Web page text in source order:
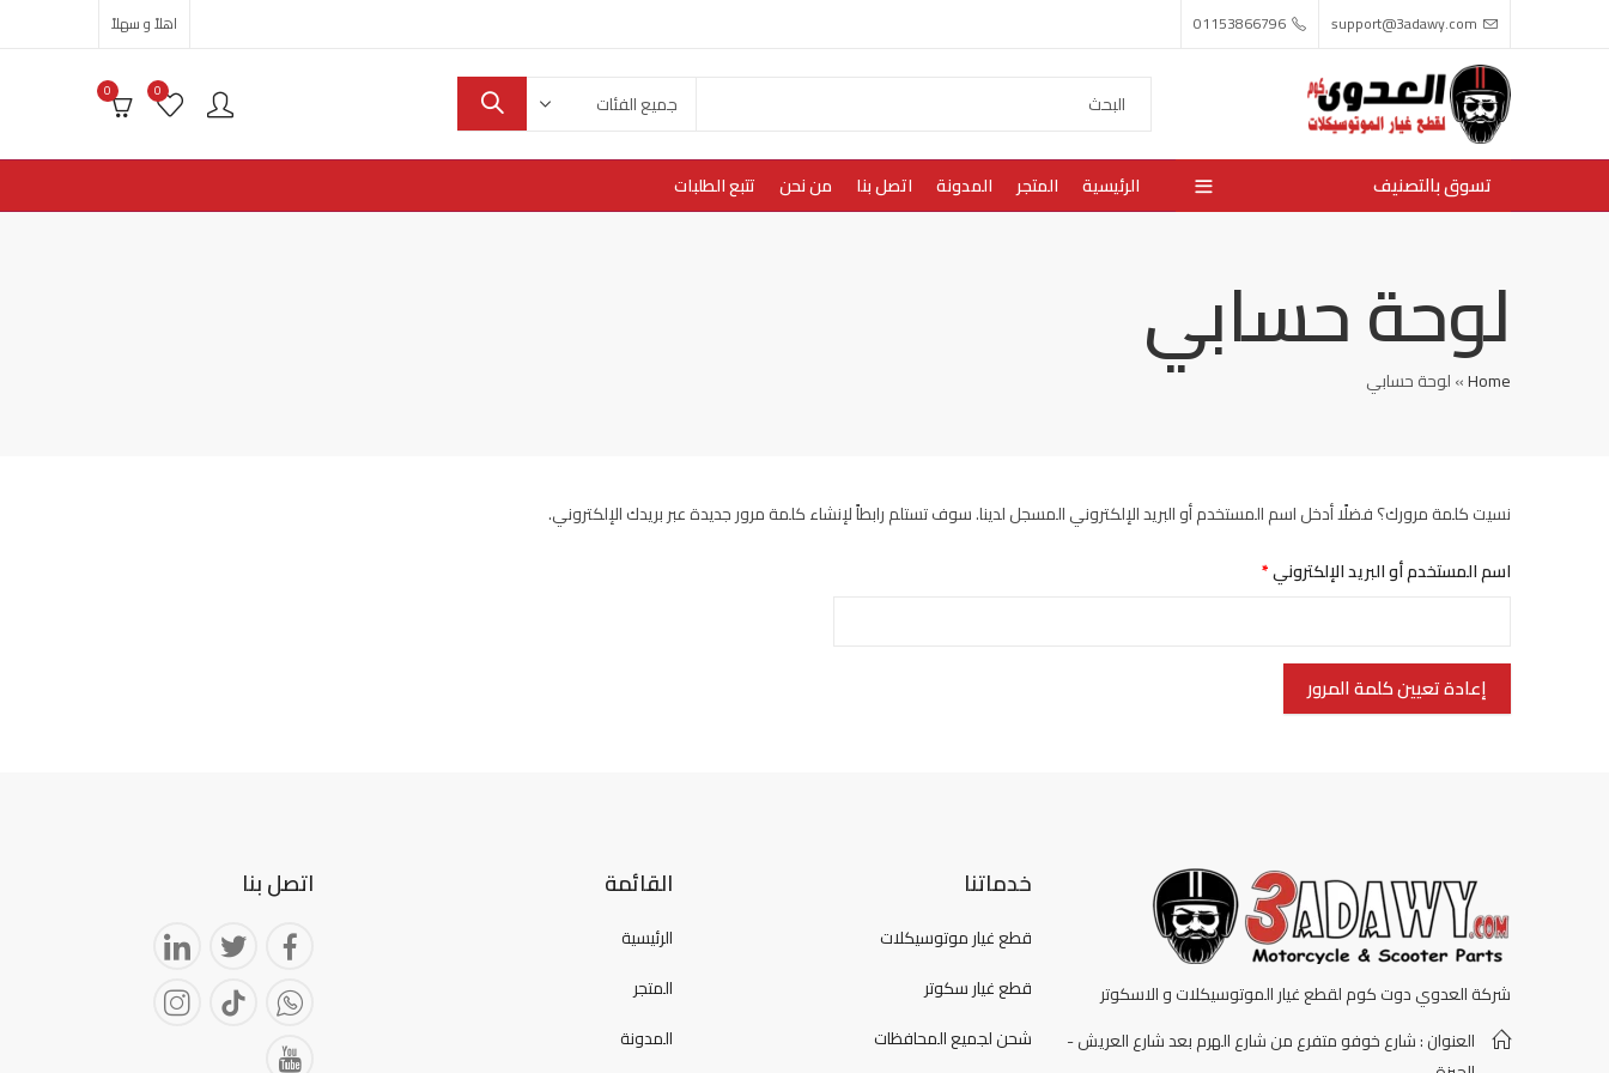
support@3adawy.com
01153866796 اهلاً و سهلاً
0
0
تسوق بالتصنيف الرئيسية المتجر المدونة اتصل بنا من نحن تتبع الطلبات
لوحة حسابي
Home
»لوحة حسابي
نسيت كلمة مرورك؟ فضلًا أدخل اسم المستخدم أو البريد الإلكتروني المسجل لدينا. سوف تستلم رابطاً لإنشاء كلمة مرور جديدة عبر بريدك الإلكتروني.
اسم المستخدم أو البريد الإلكتروني*
إعادة تعيين كلمة المرور
شركة العدوي دوت كوم لقطع غيار الموتوسيكلات و الاسكوتر
العنوان : شارع خوفو متفرع من شارع الهرم بعد شارع العريش -
خدماتنا
قطع غيار موتوسيكلات
قطع غيار سكوتر
شحن لجميع المحافظات
القائمة
الرئيسية
المتجر
المدونة
اتصل بنا